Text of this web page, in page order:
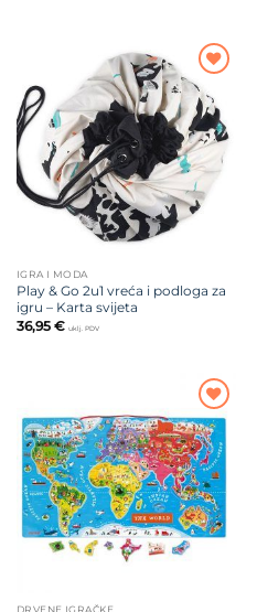
Dodajte
na listu
želja
IGRA I MODA
Play & Go 2u1 vreća i podloga za
igru – Karta svijeta
36,95 € uklj. PDV
Dodajte
na listu
želja
DRVENE IGRAČKE